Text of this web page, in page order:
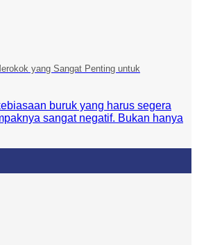
yang Sangat Penting untuk
buruk yang harus segera
sangat negatif. Bukan hanya